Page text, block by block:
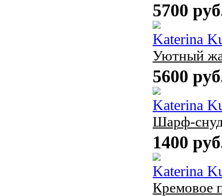
5700
Katerina
Уютный
5600
Katerina
Шарф-
1400
Katerina
Кремовое